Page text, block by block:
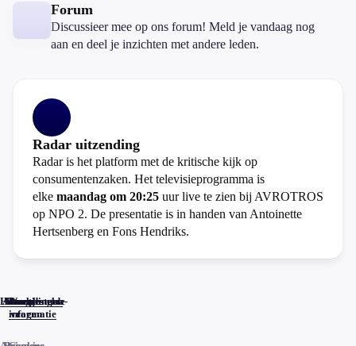
Forum
Discussieer mee op ons forum! Meld je vandaag nog
aan en deel je inzichten met andere leden.
Radar uitzending
Radar is het platform met de kritische kijk op
consumentenzaken. Het televisieprogramma is
elke maandag om 20:25 uur live te zien bij AVROTROS
op NPO 2. De presentatie is in handen van Antoinette
Hertsenberg en Fons Hendriks.
Home
Actueel
Uitzendingen
Reacties
Programma-
informatie
Veelgestelde
vragen